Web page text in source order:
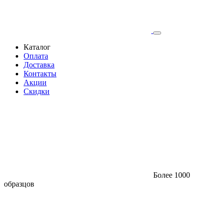
Каталог
Оплата
Доставка
Контакты
Акции
Скидки
Более 1000
образцов